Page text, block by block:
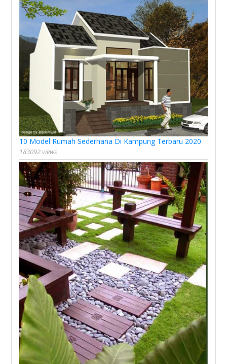
10 Model Rumah Sederhana Di Kampung Terbaru 2020
183092 views